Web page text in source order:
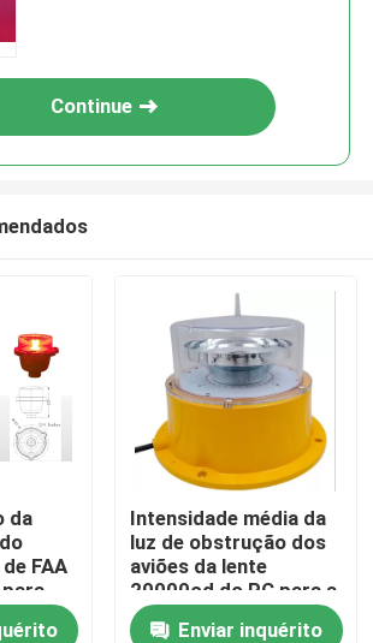
Continue
da
FAA
para
Intensidade média da
luz de obstrução dos
aviões da lente
20000cd do PC para a
chaminé
Enviar inquérito